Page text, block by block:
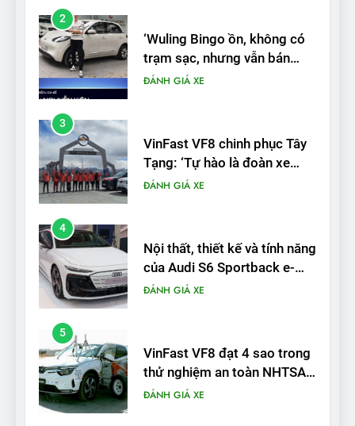
3
VinFast VF8 chinh phục Tây
Tạng: ‘Tự hào là đoàn xe
điện Việt Nam đầu tiên lăn
ĐÁNH GIÁ XE
4
Nội thất, thiết kế và tính năng
của Audi S6 Sportback e-
tron
ĐÁNH GIÁ XE
5
VinFast VF8 đạt 4 sao trong
thử nghiệm an toàn NHTSA
tại Mỹ
ĐÁNH GIÁ XE
6
Hệ thống treo đa điểm –
trang bị “đáng từng xu” trên
VinFast VF 6
ĐÁNH GIÁ XE